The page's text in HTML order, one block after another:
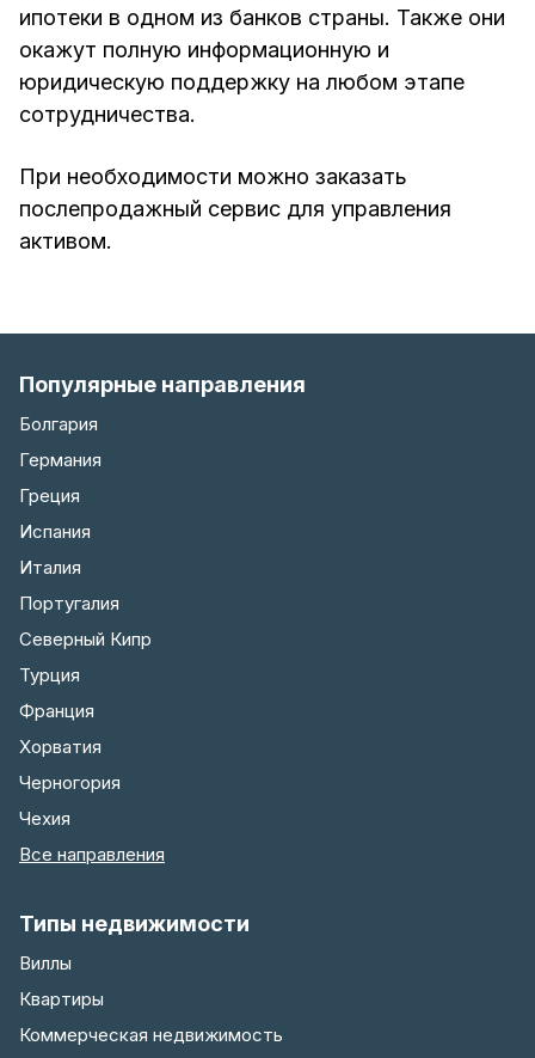
ипотеки в одном из банков страны. Также они
окажут полную информационную и
юридическую поддержку на любом этапе
сотрудничества.
При необходимости можно заказать
послепродажный сервис для управления
активом.
Популярные направления
Болгария
Германия
Греция
Испания
Италия
Португалия
Северный Кипр
Турция
Франция
Хорватия
Черногория
Чехия
Все направления
Типы недвижимости
Виллы
Квартиры
Коммерческая недвижимость